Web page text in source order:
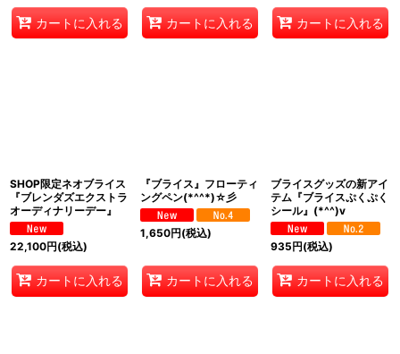
カートに入れる カートに入れる カートに入れる
SHOP限定ネオブライス
『ブレンダズエクストラ
オーディナリーデー』
22,100円(税込)
カートに入れる
『ブライス』フローティ
ングペン(*^^*)☆彡
1,650円(税込)
カートに入れる
ブライスグッズの新アイ
テム『ブライスぷくぷく
シール』(*^^)v
935円(税込)
カートに入れる